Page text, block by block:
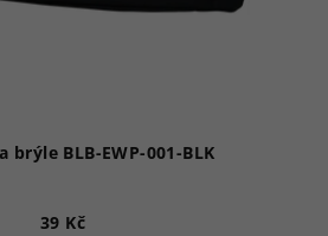
brýle BLB-EWP-001-BLK
39 Kč